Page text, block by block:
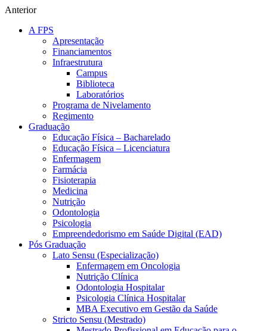
Anterior
A FPS
Apresentação
Financiamentos
Infraestrutura
Campus
Biblioteca
Laboratórios
Programa de Nivelamento
Regimento
Graduação
Educação Física – Bacharelado
Educação Física – Licenciatura
Enfermagem
Farmácia
Fisioterapia
Medicina
Nutrição
Odontologia
Psicologia
Empreendedorismo em Saúde Digital (EAD)
Pós Graduação
Lato Sensu (Especialização)
Enfermagem em Oncologia
Nutrição Clínica
Odontologia Hospitalar
Psicologia Clínica Hospitalar
MBA Executivo em Gestão da Saúde
Stricto Sensu (Mestrado)